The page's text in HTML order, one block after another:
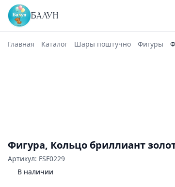
БАЛУН
Главная Каталог Шары поштучно Фигуры
Фигура, Кольцо бриллиант
Артикул: FSF0229
В наличии